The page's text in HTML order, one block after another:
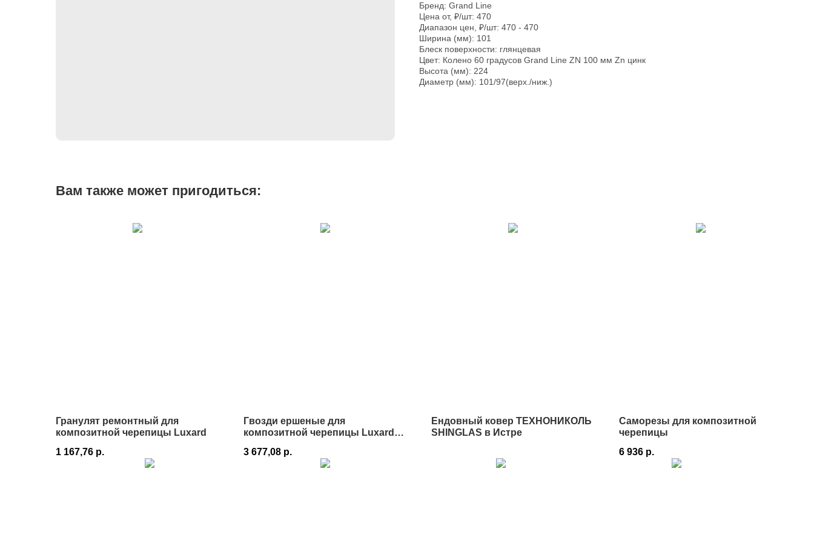
Бренд: Grand Line
Цена от, ₽/шт: 470
Диапазон цен, ₽/шт: 470 - 470
Ширина (мм): 101
Блеск поверхности: глянцевая
Цвет: Колено 60 градусов Grand Line ZN 100 мм Zn цинк
Высота (мм): 224
Диаметр (мм): 101/97(верх./ниж.)
Вам также может пригодиться:
Гранулят ремонтный для
композитной черепицы Luxard
1 167,76 р.
Гвозди ершеные для
композитной черепицы Luxard
3 677,08 р.
Ендовный ковер ТЕХНОНИКОЛЬ
SHINGLAS в Истре
Саморезы для композитной
черепицы
6 936 р.